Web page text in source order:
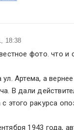
18:38
фото. что и
Артема, а
В дали
этого ракурса
1943 года,